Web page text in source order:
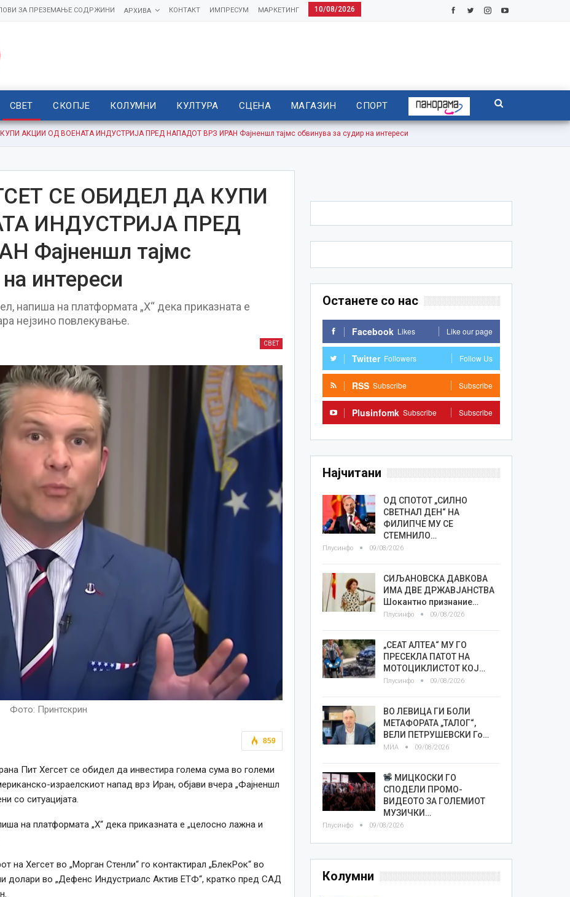
10/08/2026
МАРКЕТИНГ
ИМПРЕСУМ
КОНТАКТ
АРХИВА
ЗА ПРЕЗЕМАЊЕ СОДРЖИНИ
СВЕТ СКОПЈЕ КОЛУМНИ КУЛТУРА СЦЕНА МАГАЗИН СПОРТ
АКЦИИ ОД ВОЕНАТА ИНДУСТРИЈА ПРЕД НАПАДОТ ВРЗ ИРАН Фајненшл тајмс обвинува за судир на интереси
СЕ ОБИДЕЛ ДА КУПИ
ИНДУСТРИЈА ПРЕД
Фајненшл тајмс
интереси
напиша на платформата „X“ дека приказната е
нејзино повлекување.
СВЕТ
Фото: Принтскрин
859
Пит Хегсет се обидел да инвестира голема сума во големи
израелскиот напад врз Иран, објави вчера „Фајненшл
со ситуацијата.
на платформата „X“ дека приказната е „целосно лажна и
на Хегсет во „Морган Стенли“ го контактирал „БлекРок“ во
долари во „Дефенс Индустриалс Актив ЕТФ“, кратко пред САД
Останете со нас
Facebook Likes Like our page
Twitter Followers Follow Us
RSS Subscribe Subscribe
Plusinfomk Subscribe Subscribe
Најчитани
ОД СПОТОТ „СИЛНО
СВЕТНАЛ ДЕН“ НА
ФИЛИПЧЕ МУ СЕ
СТЕМНИЛО…
Плусинфо 09/08/2026
СИЉАНОВСКА ДАВКОВА
ИМА ДВЕ ДРЖАВЈАНСТВА
Шокантно признание…
Плусинфо 09/08/2026
„СЕАТ АЛТЕА“ МУ ГО
ПРЕСЕКЛА ПАТОТ НА
МОТОЦИКЛИСТОТ КОЈ…
Плусинфо 09/08/2026
ВО ЛЕВИЦА ГИ БОЛИ
МЕТАФОРАТА „ТАЛОГ“,
ВЕЛИ ПЕТРУШЕВСКИ Го…
МИА 09/08/2026
МИЦКОСКИ ГО
СПОДЕЛИ ПРОМО-
ВИДЕОТО ЗА ГОЛЕМИОТ
МУЗИЧКИ…
Плусинфо 09/08/2026
Колумни